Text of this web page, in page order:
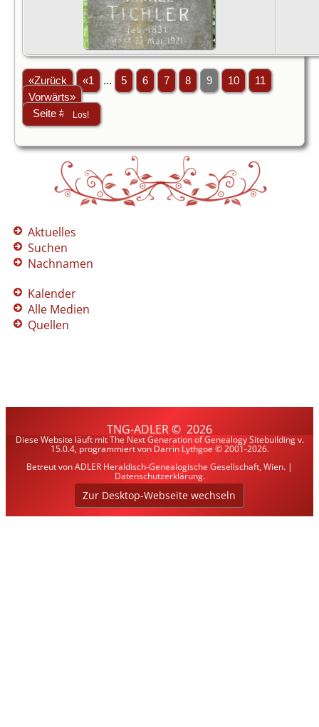
«Zurück «1 ... 5 6 7 8 9 10
11
Vorwärts»
Aktuelles
Suchen
Nachnamen
Kalender
Alle Medien
Quellen
TNG-ADLER© 2026
Diese Website läuft mitThe Next Generation of Genealogy Sitebuildingv.
15.0.4, programmiert von Darrin Lythgoe © 2001-2026.
Betreut vonADLER Heraldisch-Genealogische Gesellschaft, Wien. |
Datenschutzerklärung.
Zur Desktop-Webseite wechseln